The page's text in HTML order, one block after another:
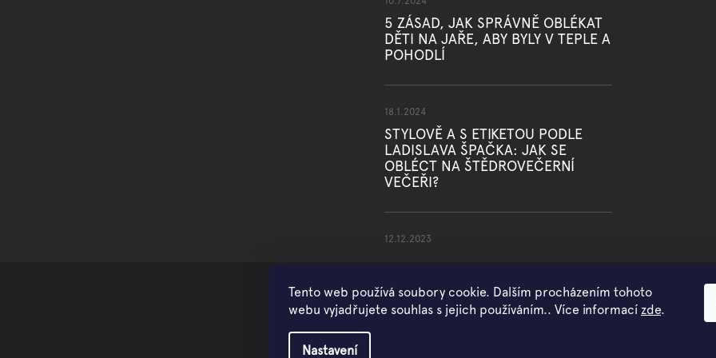
Tento web používá soubory cookie. Dalším procházením tohoto
webu vyjadřujete souhlas s jejich používáním.. Více informací zde.
Nastavení
5 ZÁSAD, JAK SPRÁVNĚ OBLÉKAT
DĚTI NA JAŘE, ABY BYLY V TEPLE A
POHODLÍ
18.1.2024
STYLOVĚ A S ETIKETOU PODLE
LADISLAVA ŠPAČKA: JAK SE
OBLÉCT NA ŠTĚDROVEČERNÍ
VEČEŘI?
12.12.2023
Copyright 2026WOWMINI. Všechna práva vyhrazena.